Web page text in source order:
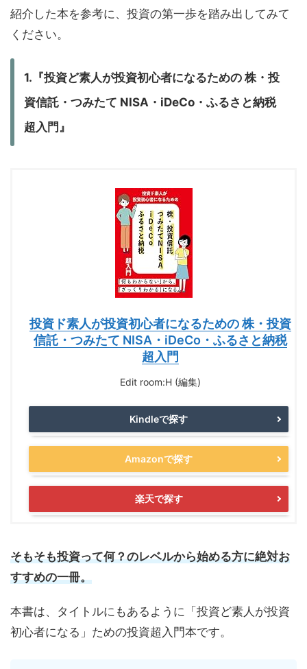
紹介した本を参考に、投資の第一歩を踏み出してみて
ください。
1.『投資ど素人が投資初心者になるための 株・投
資信託・つみたて NISA・iDeCo・ふるさと納税
超入門』
投資ド素人が投資初心者になるための 株・投資
信託・つみたて NISA・iDeCo・ふるさと納税
超入門
Edit room:H (編集)
Kindleで探す
Amazonで探す
楽天で探す
そもそも投資って何？のレベルから始める方に絶対お
すすめの一冊。
本書は、タイトルにもあるように「投資ど素人が投資
初心者になる」ための投資超入門本です。